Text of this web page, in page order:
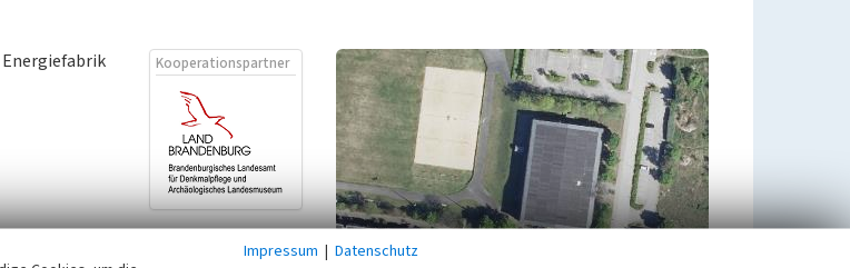
Kooperationspartner
Impressum | Datenschutz